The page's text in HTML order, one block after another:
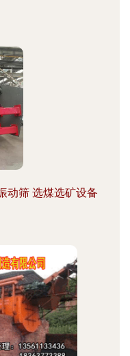
动筛 选煤选矿设备